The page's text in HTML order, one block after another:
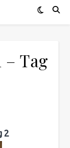
– Tag
2